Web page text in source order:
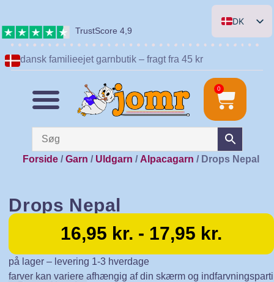
TrustScore 4,9
DK
EN
NL
dansk familieejet garnbutik – fragt fra 45 kr
0
Forside / Garn / Uldgarn / Alpacagarn / Drops Nepal
Drops Nepal
16,95 kr. - 17,95 kr.
på lager – levering 1-3 hverdage
farver kan variere afhængig af din skærm og indfarvningsparti